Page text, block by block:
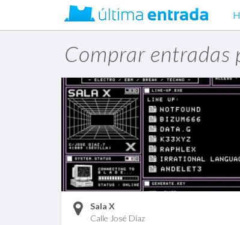
Comprar entradas
Sala X
Calle José Díaz